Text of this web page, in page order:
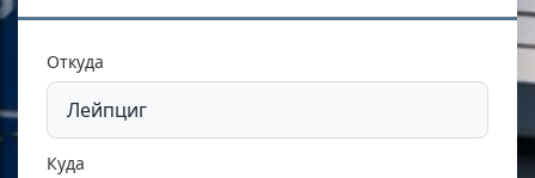
Откуда
Куда